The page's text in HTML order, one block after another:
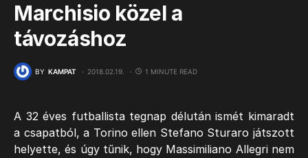
Marchisio közel a
távozáshoz
BY KAMPAT 2018.02.19. 1 MINUTE READ
A 32 éves futballista tegnap délután ismét kimaradt
a csapatból, a Torino ellen Stefano Sturaro játszott
helyette, és úgy tűnik, hogy Massimiliano Allegri nem